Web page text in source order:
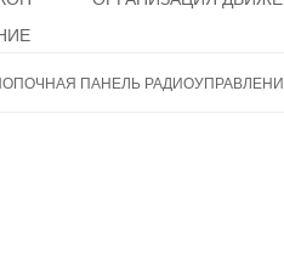
ПАНЕЛЬ